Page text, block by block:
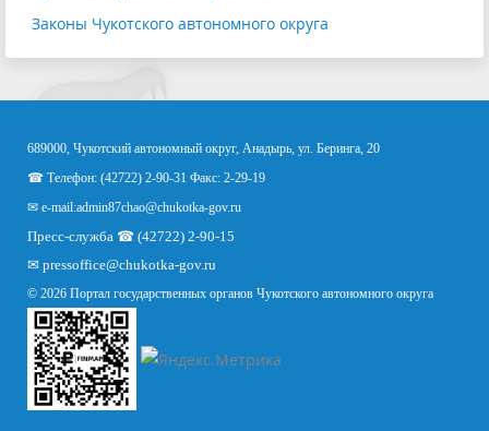
Законы Чукотского автономного округа
689000, Чукотский автономный округ, Анадырь, ул. Беринга, 20
☎ Телефон: (42722) 2-90-31 Факс: 2-29-19
✉ e-mail:admin87chao@chukotka-gov.ru
Пресс-служба ☎ (42722) 2-90-15
✉ pressoffice@chukotka-gov.ru
© 2026 Портал государственных органов Чукотского автономного округа